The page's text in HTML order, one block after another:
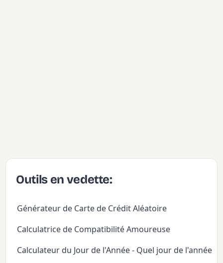
Outils en vedette:
Générateur de Carte de Crédit Aléatoire
Calculatrice de Compatibilité Amoureuse
Calculateur du Jour de l'Année - Quel jour de l'année